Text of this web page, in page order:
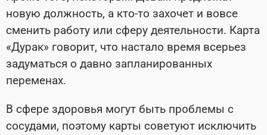
новую должность, а кто-то захочет и вовсе
сменить работу или сферу деятельности. Карта
«Дурак» говорит, что настало время всерьез
задуматься о давно запланированных
переменах.
В сфере здоровья могут быть проблемы с
сосудами, поэтому карты советуют исключить